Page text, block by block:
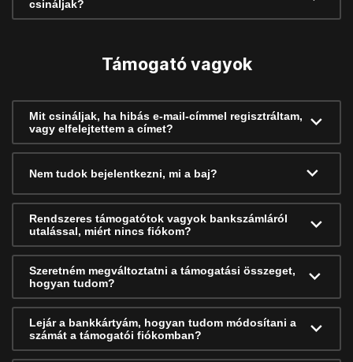
csináljak?
Támogató vagyok
Mit csináljak, ha hibás e-mail-címmel regisztráltam,
vagy elfelejtettem a címet?
Nem tudok bejelentkezni, mi a baj?
Rendszeres támogatótok vagyok bankszámláról
utalással, miért nincs fiókom?
Szeretném megváltoztatni a támogatási összeget,
hogyan tudom?
Lejár a bankkártyám, hogyan tudom módosítani a
számát a támogatói fiókomban?